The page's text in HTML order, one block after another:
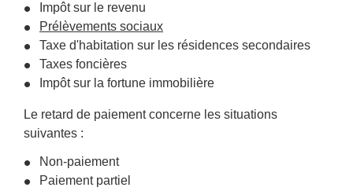
Impôt sur le revenu
Prélèvements sociaux
Taxe d'habitation sur les résidences secondaires
Taxes foncières
Impôt sur la fortune immobilière
Le retard de paiement concerne les situations
suivantes :
Non-paiement
Paiement partiel